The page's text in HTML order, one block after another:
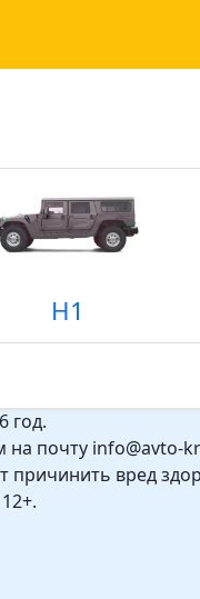
H1
год.
почту info@avto-
причинить вред